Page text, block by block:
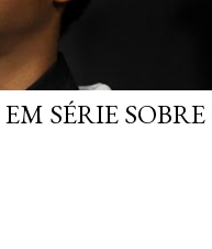
SÉRIE SOBRE